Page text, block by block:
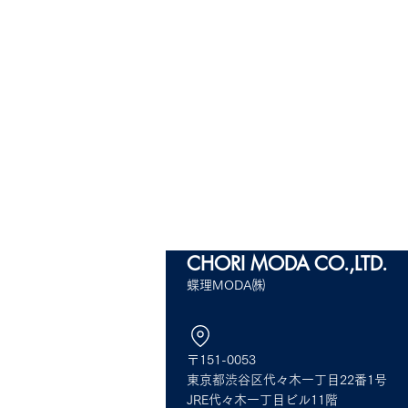
CHORI STX FASHION EXPO
2024 SPRING SUMMER
CHORI
2024
CHORI MODACO.,LTD.
蝶理MODA㈱
〒151-0053
東京都渋谷区代々木一丁目22番1号
JRE代々木一丁目ビル11階